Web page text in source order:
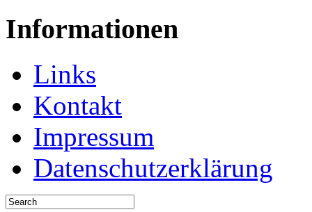
Informationen
Links
Kontakt
Impressum
Datenschutzerklärung